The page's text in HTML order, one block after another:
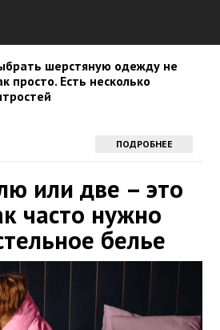
шерстяную одежду не
просто. Есть несколько
ПОДРОБНЕЕ
или две – это
часто нужно
белье